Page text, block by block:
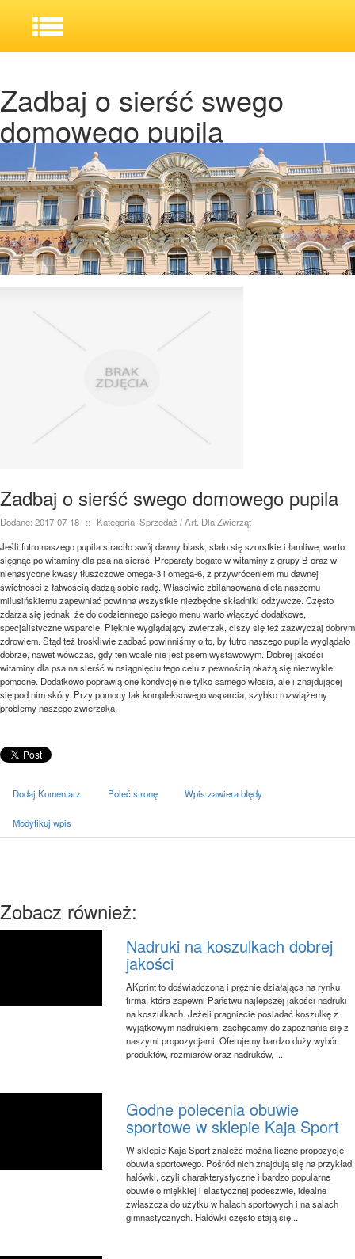
Zadbaj o sierść swego
domowego pupila
Zadbaj o sierść swego domowego pupila
Dodane: 2017-07-18 ::
Kategoria: Sprzedaż / Art. Dla Zwierząt
Jeśli futro naszego pupila straciło swój dawny blask, stało się szorstkie i łamliwe, warto
sięgnąć po witaminy dla psa na sierść. Preparaty bogate w witaminy z grupy B oraz w
nienasycone kwasy tłuszczowe omega-3 i omega-6, z przywróceniem mu dawnej
świetności z łatwością dadzą sobie radę. Właściwie zbilansowana dieta naszemu
milusińskiemu zapewniać powinna wszystkie niezbędne składniki odżywcze. Często
zdarza się jednak, że do codziennego psiego menu warto włączyć dodatkowe,
specjalistyczne wsparcie. Pięknie wyglądający zwierzak, ciszy się też zazwyczaj dobrym
zdrowiem. Stąd też troskliwie zadbać powinniśmy o to, by futro naszego pupila wyglądało
dobrze, nawet wówczas, gdy ten wcale nie jest psem wystawowym. Dobrej jakości
witaminy dla psa na sierść w osiągnięciu tego celu z pewnością okażą się niezwykle
pomocne. Dodatkowo poprawią one kondycję nie tylko samego włosia, ale i znajdującej
się pod nim skóry. Przy pomocy tak kompleksowego wsparcia, szybko rozwiążemy
problemy naszego zwierzaka.
Dodaj Komentarz Poleć stronę Wpis zawiera błędy
Modyfikuj wpis
Zobacz również:
Nadruki na koszulkach dobrej
jakości
AKprint to doświadczona i prężnie działająca na rynku
firma, która zapewni Państwu najlepszej jakości nadruki
na koszulkach. Jeżeli pragniecie posiadać koszulkę z
wyjątkowym nadrukiem, zachęcamy do zapoznania się z
naszymi propozycjami. Oferujemy bardzo duży wybór
produktów, rozmiarów oraz nadruków, ...
Godne polecenia obuwie
sportowe w sklepie Kaja Sport
W sklepie Kaja Sport znaleźć można liczne propozycje
obuwia sportowego. Pośród nich znajdują się na przykład
halówki, czyli charakterystyczne i bardzo popularne
obuwie o miękkiej i elastycznej podeszwie, idealne
zwłaszcza do użytku w halach sportowych i na salach
gimnastycznych. Halówki często stają się...